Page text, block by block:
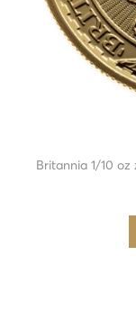
Britannia 1/10 oz